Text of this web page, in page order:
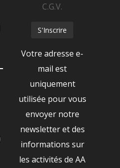
C.G.V.
Votre adresse e-
mail est
uniquement
utilisée pour vous
envoyer notre
newsletter et des
informations sur
les activités de AA